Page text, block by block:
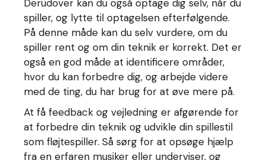
Derudover kan du også optage dig selv, når du
spiller, og lytte til optagelsen efterfølgende.
På denne måde kan du selv vurdere, om du
spiller rent og om din teknik er korrekt. Det er
også en god måde at identificere områder,
hvor du kan forbedre dig, og arbejde videre
med de ting, du har brug for at øve mere på.
At få feedback og vejledning er afgørende for
at forbedre din teknik og udvikle din spillestil
som fløjtespiller. Så sørg for at opsøge hjælp
fra en erfaren musiker eller underviser, og